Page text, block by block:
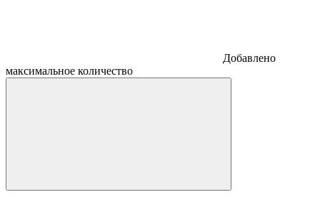
Добавлено
максимальное количество